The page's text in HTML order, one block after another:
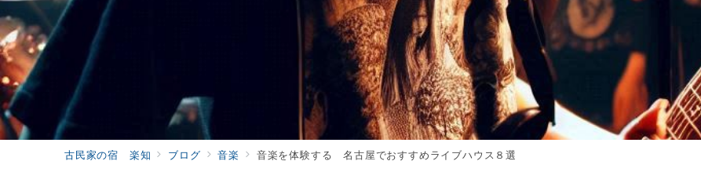
古民家の宿 楽知 ブログ 音楽 音楽を体験する 名古屋でおすすめライブハウス８選